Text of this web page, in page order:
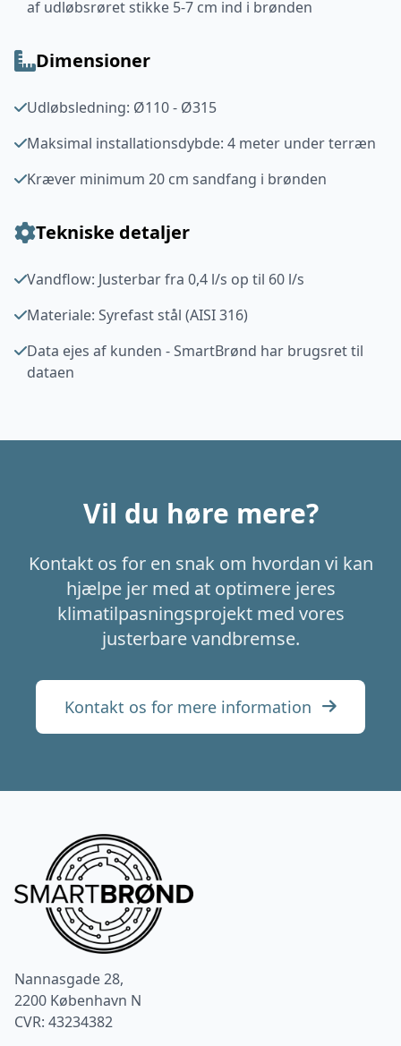
af udløbsrøret stikke 5-7 cm ind i brønden
Dimensioner
Udløbsledning: Ø110 - Ø315
Maksimal installationsdybde: 4 meter under terræn
Kræver minimum 20 cm sandfang i brønden
Tekniske detaljer
Vandflow: Justerbar fra 0,4 l/s op til 60 l/s
Materiale: Syrefast stål (AISI 316)
Data ejes af kunden - SmartBrønd har brugsret til
dataen
Vil du høre mere?
Kontakt os for en snak om hvordan vi kan
hjælpe jer med at optimere jeres
klimatilpasningsprojekt med vores
justerbare vandbremse.
Kontakt os for mere information
Nannasgade 28,
2200 København N
CVR: 43234382